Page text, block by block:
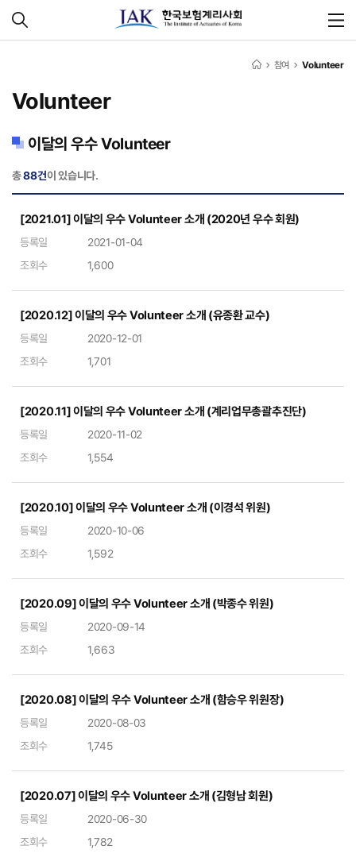
참여 Volunteer
Volunteer
이달의 우수 Volunteer
총88건이 있습니다.
[2021.01] 이달의 우수 Volunteer 소개 (2020년 우수 회원)
등록일
2021-01-04
조회수
1,600
[2020.12] 이달의 우수 Volunteer 소개 (유종환 교수)
등록일
2020-12-01
조회수
1,701
[2020.11] 이달의 우수 Volunteer 소개 (계리업무총괄추진단)
등록일
2020-11-02
조회수
1,554
[2020.10] 이달의 우수 Volunteer 소개 (이경석 위원)
등록일
2020-10-06
조회수
1,592
[2020.09] 이달의 우수 Volunteer 소개 (박종수 위원)
등록일
2020-09-14
조회수
1,663
[2020.08] 이달의 우수 Volunteer 소개 (함승우 위원장)
등록일
2020-08-03
조회수
1,745
[2020.07] 이달의 우수 Volunteer 소개 (김형남 회원)
등록일
2020-06-30
조회수
1,782